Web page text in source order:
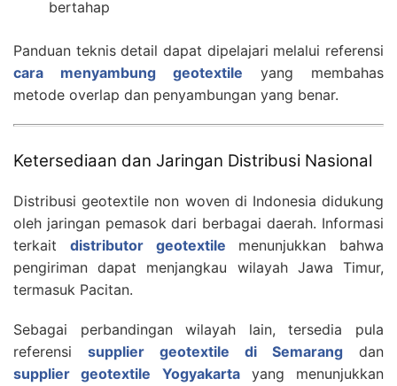
bertahap
Panduan teknis detail dapat dipelajari melalui referensi
cara menyambung geotextile yang membahas
metode overlap dan penyambungan yang benar.
Ketersediaan dan Jaringan Distribusi Nasional
Distribusi geotextile non woven di Indonesia didukung
oleh jaringan pemasok dari berbagai daerah. Informasi
terkait distributor geotextile menunjukkan bahwa
pengiriman dapat menjangkau wilayah Jawa Timur,
termasuk Pacitan.
Sebagai perbandingan wilayah lain, tersedia pula
referensi supplier geotextile di Semarang dan
supplier geotextile Yogyakartayang menunjukkan